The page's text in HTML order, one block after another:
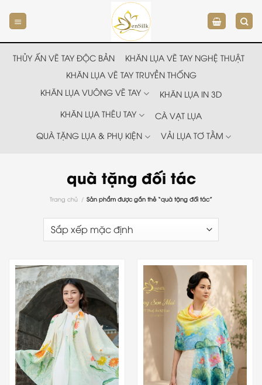
đến
nội
dung
THỦY ẤN VẼ TAY ĐỘC BẢN
KHĂN LỤA VẼ TAY NGHỆ THUẬT
KHĂN LỤA VẼ TAY TRUYỀN THỐNG
KHĂN LỤA VUÔNG VẼ TAY
KHĂN LỤA IN 3D
KHĂN LỤA THÊU TAY
CÀ VẠT LỤA
QUÀ TẶNG LỤA & PHỤ KIỆN
VẢI LỤA TƠ TẰM
quà tặng đối tác
Trang chủ / Sản phẩm được gắn thẻ “quà tặng đối tác”